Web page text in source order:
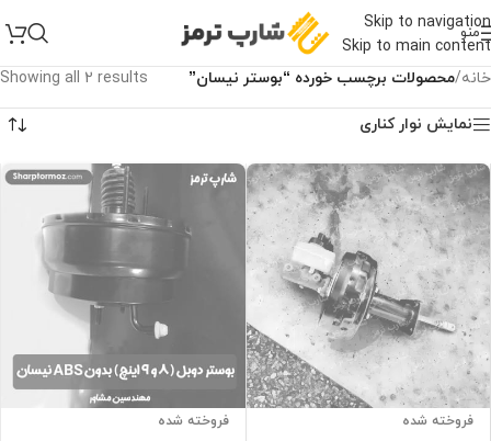
Skip to navigation
Skip to main content
منو
خانه/محصولات برچسب خورده “بوستر‌ نیسان” Showing all 2 results
نمایش نوار کناری
فروخته شده فروخته شده